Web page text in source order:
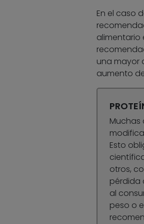
En el caso
alimentario
una mayor
aumento
Muchas
Esto
otros,
pérdida
al
peso o